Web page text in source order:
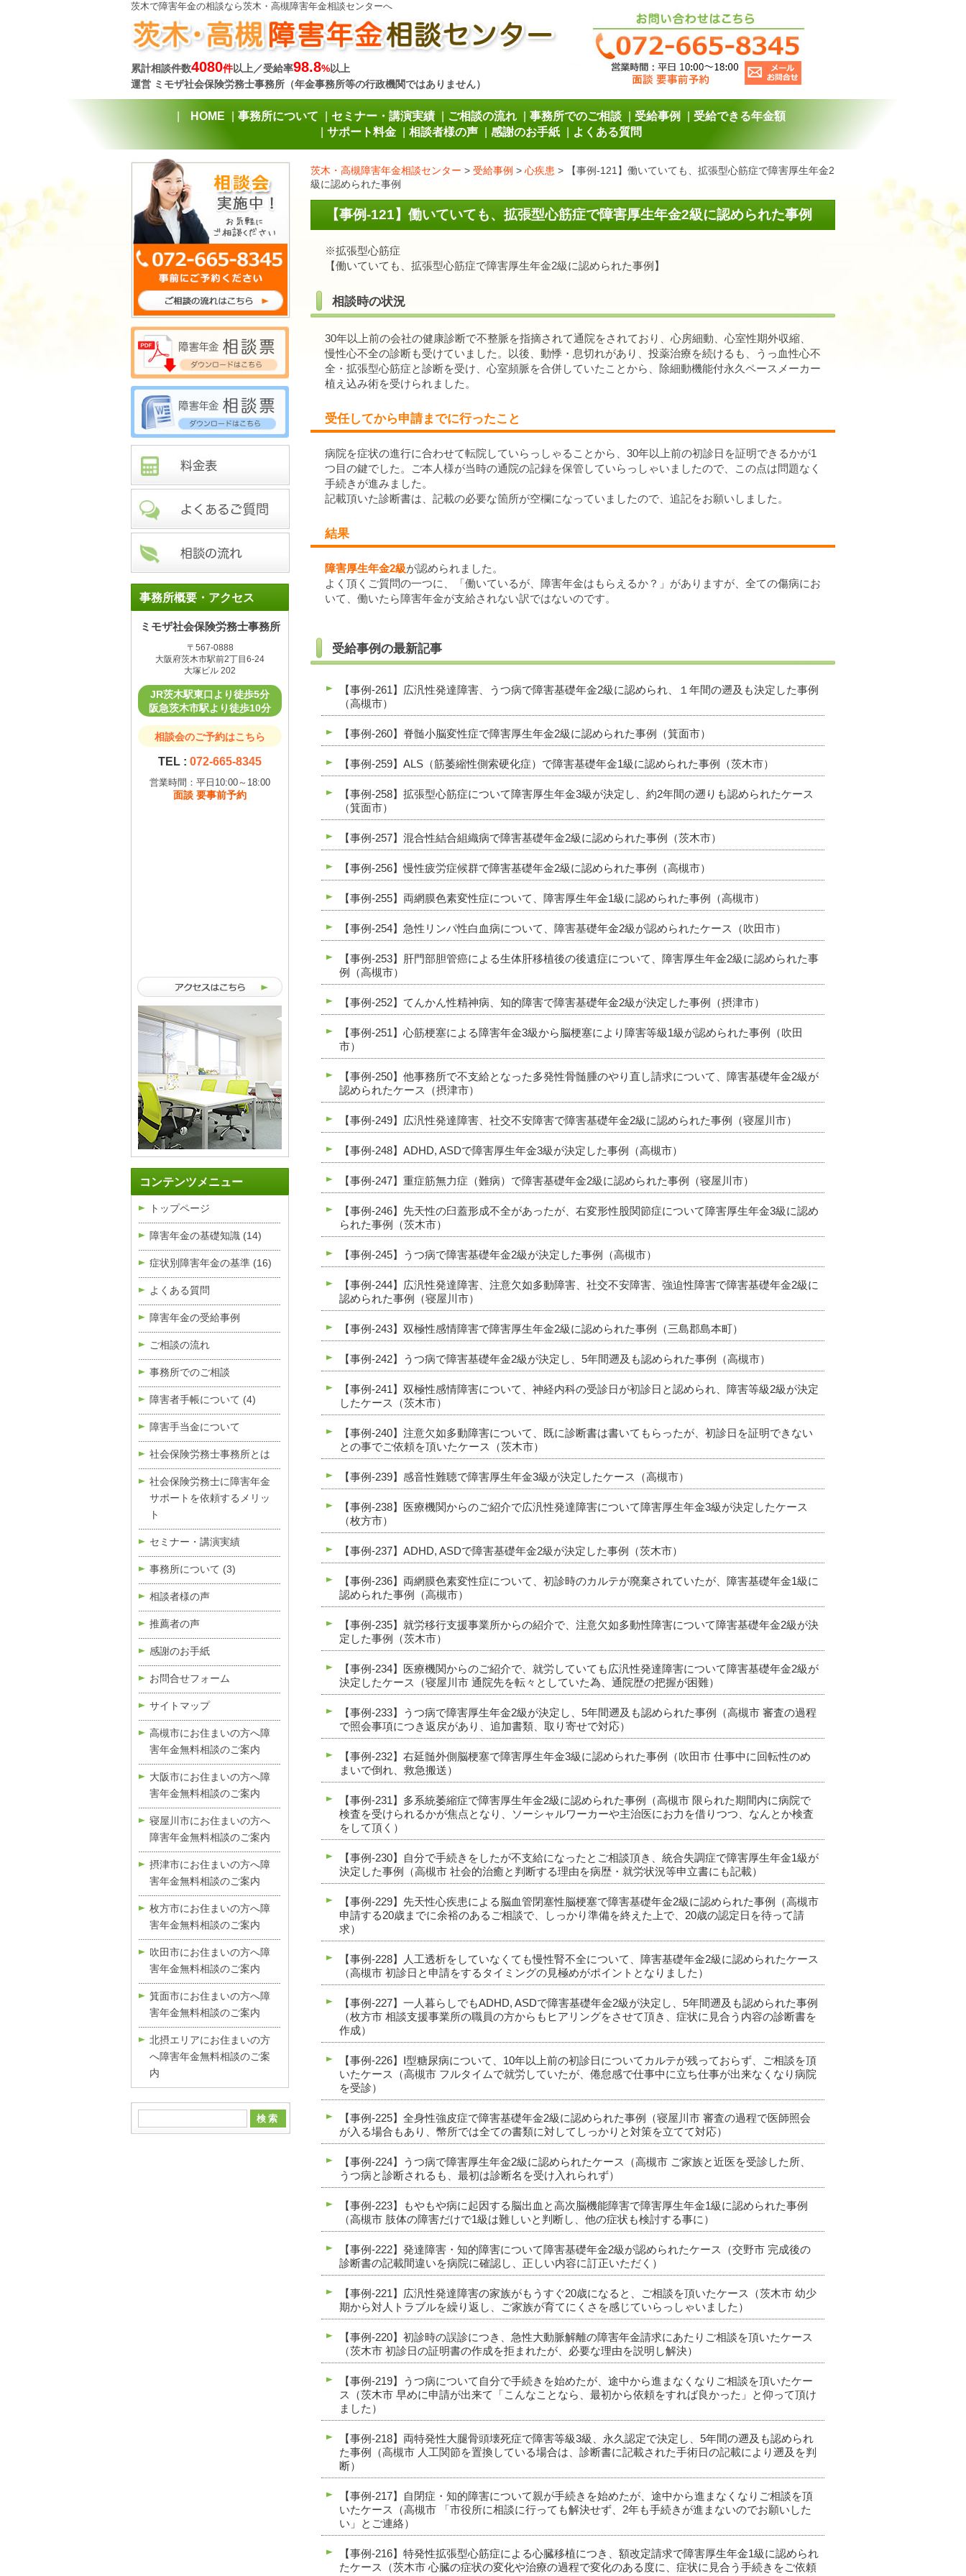
茨木で障害年金の相談なら茨木・高槻障害年金相談センターへ
累計相談件数4080件以上／受給率98.8%以上
運営 ミモザ社会保険労務士事務所（年金事務所等の行政機関ではありません）
HOME 事務所について セミナー・講演実績 ご相談の流れ 事務所でのご相談 受給事例
受給できる年金額
サポート料金
相談者様の声 感謝のお手紙 よくある質問
茨木・高槻障害年金相談センター > 受給事例 > 心疾患 >
【事例-121】働いていても、拡張型心筋症で障害厚生年金2
級に認められた事例
【事例-121】働いていても、拡張型心筋症で障害厚生年金2級に認められた事例
※拡張型心筋症
【働いていても、拡張型心筋症で障害厚生年金2級に認められた事例】
相談時の状況
30年以上前の会社の健康診断で不整脈を指摘されて通院をされており、心房細動、心室性期外収縮、
慢性心不全の診断も受けていました。以後、動悸・息切れがあり、投薬治療を続けるも、うっ血性心不
全・拡張型心筋症と診断を受け、心室頻脈を合併していたことから、除細動機能付永久ペースメーカー
植え込み術を受けられました。
受任してから申請までに行ったこと
病院を症状の進行に合わせて転院していらっしゃることから、30年以上前の初診日を証明できるかが1
つ目の鍵でした。ご本人様が当時の通院の記録を保管していらっしゃいましたので、この点は問題なく
手続きが進みました。
記載頂いた診断書は、記載の必要な箇所が空欄になっていましたので、追記をお願いしました。
結果
障害厚生年金2級が認められました。
よく頂くご質問の一つに、「働いているが、障害年金はもらえるか？」がありますが、全ての傷病にお
いて、働いたら障害年金が支給されない訳ではないのです。
受給事例の最新記事
【事例-261】広汎性発達障害、うつ病で障害基礎年金2級に認められ、１年間の遡及も決定した事例
（高槻市）
【事例-260】脊髄小脳変性症で障害厚生年金2級に認められた事例（箕面市）
【事例-259】ALS（筋萎縮性側索硬化症）で障害基礎年金1級に認められた事例（茨木市）
【事例-258】拡張型心筋症について障害厚生年金3級が決定し、約2年間の遡りも認められたケース
（箕面市）
【事例-257】混合性結合組織病で障害基礎年金2級に認められた事例（茨木市）
【事例-256】慢性疲労症候群で障害基礎年金2級に認められた事例（高槻市）
【事例-255】両網膜色素変性症について、障害厚生年金1級に認められた事例（高槻市）
【事例-254】急性リンパ性白血病について、障害基礎年金2級が認められたケース（吹田市）
【事例-253】肝門部胆管癌による生体肝移植後の後遺症について、障害厚生年金2級に認められた事
例（高槻市）
【事例-252】てんかん性精神病、知的障害で障害基礎年金2級が決定した事例（摂津市）
【事例-251】心筋梗塞による障害年金3級から脳梗塞により障害等級1級が認められた事例（吹田
市）
【事例-250】他事務所で不支給となった多発性骨髄腫のやり直し請求について、障害基礎年金2級が
認められたケース（摂津市）
【事例-249】広汎性発達障害、社交不安障害で障害基礎年金2級に認められた事例（寝屋川市）
【事例-248】ADHD, ASDで障害厚生年金3級が決定した事例（高槻市）
【事例-247】重症筋無力症（難病）で障害基礎年金2級に認められた事例（寝屋川市）
【事例-246】先天性の臼蓋形成不全があったが、右変形性股関節症について障害厚生年金3級に認め
られた事例（茨木市）
【事例-245】うつ病で障害基礎年金2級が決定した事例（高槻市）
【事例-244】広汎性発達障害、注意欠如多動障害、社交不安障害、強迫性障害で障害基礎年金2級に
認められた事例（寝屋川市）
【事例-243】双極性感情障害で障害厚生年金2級に認められた事例（三島郡島本町）
【事例-242】うつ病で障害基礎年金2級が決定し、5年間遡及も認められた事例（高槻市）
【事例-241】双極性感情障害について、神経内科の受診日が初診日と認められ、障害等級2級が決定
したケース（茨木市）
【事例-240】注意欠如多動障害について、既に診断書は書いてもらったが、初診日を証明できない
との事でご依頼を頂いたケース（茨木市）
【事例-239】感音性難聴で障害厚生年金3級が決定したケース（高槻市）
【事例-238】医療機関からのご紹介で広汎性発達障害について障害厚生年金3級が決定したケース
（枚方市）
【事例-237】ADHD, ASDで障害基礎年金2級が決定した事例（茨木市）
【事例-236】両網膜色素変性症について、初診時のカルテが廃棄されていたが、障害基礎年金1級に
認められた事例（高槻市）
【事例-235】就労移行支援事業所からの紹介で、注意欠如多動性障害について障害基礎年金2級が決
定した事例（茨木市）
【事例-234】医療機関からのご紹介で、就労していても広汎性発達障害について障害基礎年金2級が
決定したケース（寝屋川市 通院先を転々としていた為、通院歴の把握が困難）
【事例-233】うつ病で障害厚生年金2級が決定し、5年間遡及も認められた事例（高槻市 審査の過程
で照会事項につき返戻があり、追加書類、取り寄せで対応）
【事例-232】右延髄外側脳梗塞で障害厚生年金3級に認められた事例（吹田市 仕事中に回転性のめ
まいで倒れ、救急搬送）
【事例-231】多系統萎縮症で障害厚生年金2級に認められた事例（高槻市 限られた期間内に病院で
検査を受けられるかが焦点となり、ソーシャルワーカーや主治医にお力を借りつつ、なんとか検査
をして頂く）
【事例-230】自分で手続きをしたが不支給になったとご相談頂き、統合失調症で障害厚生年金1級が
決定した事例（高槻市 社会的治癒と判断する理由を病歴・就労状況等申立書にも記載）
【事例-229】先天性心疾患による脳血管閉塞性脳梗塞で障害基礎年金2級に認められた事例（高槻市
申請する20歳までに余裕のあるご相談で、しっかり準備を終えた上で、20歳の認定日を待って請
求）
【事例-228】人工透析をしていなくても慢性腎不全について、障害基礎年金2級に認められたケース
（高槻市 初診日と申請をするタイミングの見極めがポイントとなりました）
【事例-227】一人暮らしでもADHD, ASDで障害基礎年金2級が決定し、5年間遡及も認められた事例
（枚方市 相談支援事業所の職員の方からもヒアリングをさせて頂き、症状に見合う内容の診断書を
作成）
【事例-226】Ⅰ型糖尿病について、10年以上前の初診日についてカルテが残っておらず、ご相談を頂
いたケース（高槻市 フルタイムで就労していたが、倦怠感で仕事中に立ち仕事が出来なくなり病院
を受診）
【事例-225】全身性強皮症で障害基礎年金2級に認められた事例（寝屋川市 審査の過程で医師照会
が入る場合もあり、幣所では全ての書類に対してしっかりと対策を立てて対応）
【事例-224】うつ病で障害厚生年金2級に認められたケース（高槻市 ご家族と近医を受診した所、
うつ病と診断されるも、最初は診断名を受け入れられず）
【事例-223】もやもや病に起因する脳出血と高次脳機能障害で障害厚生年金1級に認められた事例
（高槻市 肢体の障害だけで1級は難しいと判断し、他の症状も検討する事に）
【事例-222】発達障害・知的障害について障害基礎年金2級が認められたケース（交野市 完成後の
診断書の記載間違いを病院に確認し、正しい内容に訂正いただく）
【事例-221】広汎性発達障害の家族がもうすぐ20歳になると、ご相談を頂いたケース（茨木市 幼少
期から対人トラブルを繰り返し、ご家族が育てにくさを感じていらっしゃいました）
【事例-220】初診時の誤診につき、急性大動脈解離の障害年金請求にあたりご相談を頂いたケース
（茨木市 初診日の証明書の作成を拒まれたが、必要な理由を説明し解決）
【事例-219】うつ病について自分で手続きを始めたが、途中から進まなくなりご相談を頂いたケー
ス（茨木市 早めに申請が出来て「こんなことなら、最初から依頼をすれば良かった」と仰って頂け
ました）
【事例-218】両特発性大腿骨頭壊死症で障害等級3級、永久認定で決定し、5年間の遡及も認められ
た事例（高槻市 人工関節を置換している場合は、診断書に記載された手術日の記載により遡及を判
断）
【事例-217】自閉症・知的障害について親が手続きを始めたが、途中から進まなくなりご相談を頂
いたケース（高槻市 「市役所に相談に行っても解決せず、2年も手続きが進まないのでお願いした
い」とご連絡）
【事例-216】特発性拡張型心筋症による心臓移植につき、額改定請求で障害厚生年金1級に認められ
たケース（茨木市 心臓の症状の変化や治療の過程で変化のある度に、症状に見合う手続きをご依頼
事務所概要・アクセス
ミモザ社会保険労務士事務所
〒567-0888
大阪府茨木市駅前2丁目6-24
大塚ビル 202
JR茨木駅東口より徒歩5分
阪急茨木市駅より徒歩10分
相談会のご予約はこちら
TEL : 072-665-8345
営業時間：平日10:00～18:00
面談 要事前予約
コンテンツメニュー
トップページ
障害年金の基礎知識 (14)
症状別障害年金の基準 (16)
よくある質問
障害年金の受給事例
ご相談の流れ
事務所でのご相談
障害者手帳について (4)
障害手当金について
社会保険労務士事務所とは
社会保険労務士に障害年金
サポートを依頼するメリッ
ト
セミナー・講演実績
事務所について (3)
相談者様の声
推薦者の声
感謝のお手紙
お問合せフォーム
サイトマップ
高槻市にお住まいの方へ障
害年金無料相談のご案内
大阪市にお住まいの方へ障
害年金無料相談のご案内
寝屋川市にお住まいの方へ
障害年金無料相談のご案内
摂津市にお住まいの方へ障
害年金無料相談のご案内
枚方市にお住まいの方へ障
害年金無料相談のご案内
吹田市にお住まいの方へ障
害年金無料相談のご案内
箕面市にお住まいの方へ障
害年金無料相談のご案内
北摂エリアにお住まいの方
へ障害年金無料相談のご案
内